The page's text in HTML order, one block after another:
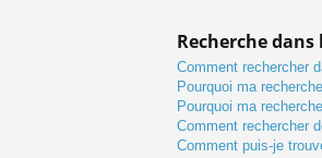
Recherche
Comment rechercher
Pourquoi ma
Pourquoi ma
Comment rechercher
Comment puis-je